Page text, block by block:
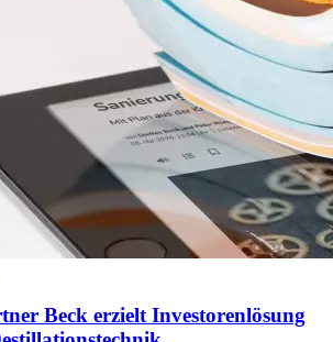
Beck erzielt Investorenlösung